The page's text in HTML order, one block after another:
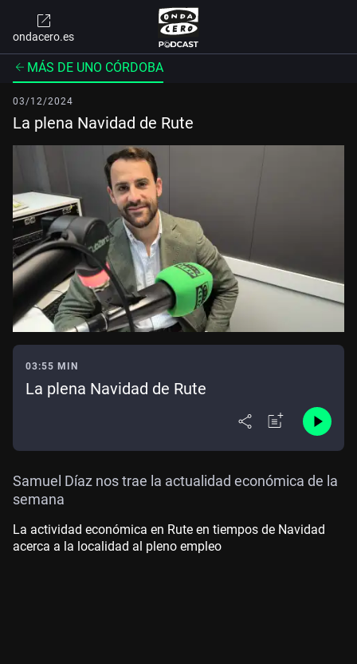
ondacero.es
MÁS DE UNO CÓRDOBA
03/12/2024
La plena Navidad de Rute
03:55 MIN
La plena Navidad de Rute
Samuel Díaz nos trae la actualidad económica de la
semana
La actividad económica en Rute en tiempos de Navidad
acerca a la localidad al pleno empleo